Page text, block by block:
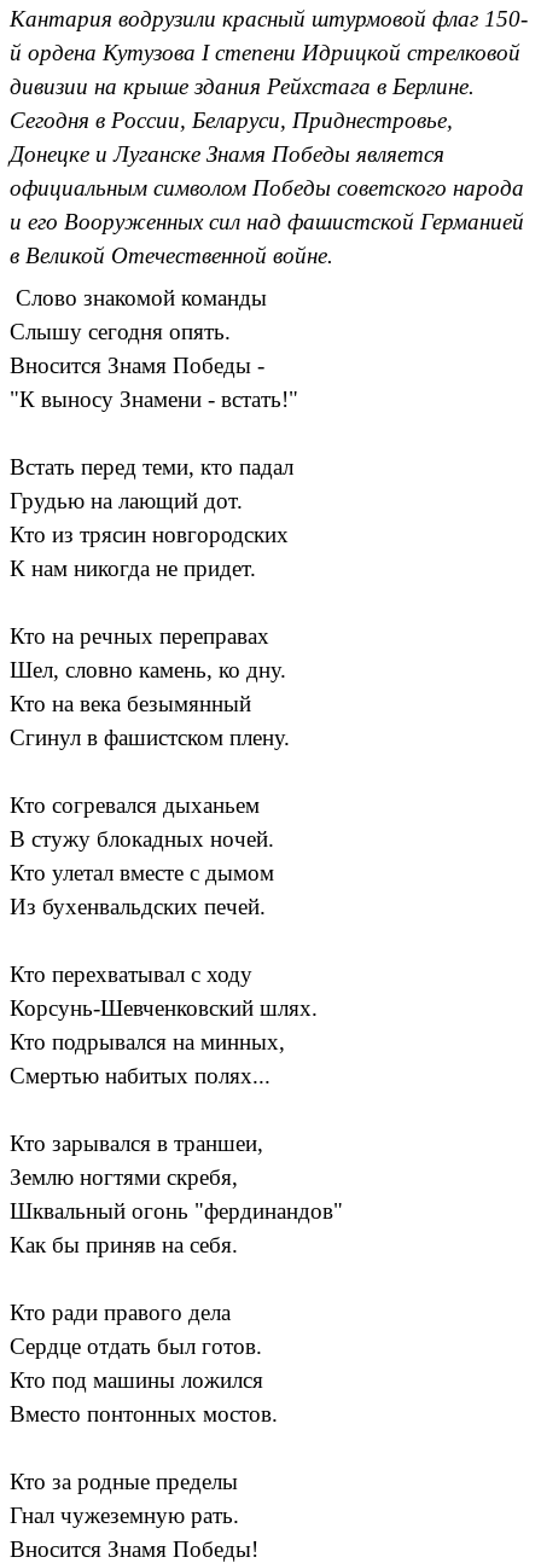
Кантария водрузили красный штурмовой флаг 150-
й ордена Кутузова I степени Идрицкой стрелковой
дивизии на крыше здания Рейхстага в Берлине.
Сегодня в России, Беларуси, Приднестровье,
Донецке и Луганске Знамя Победы является
официальным символом Победы советского народа
и его Вооруженных сил над фашистской Германией
в Великой Отечественной войне.
Слово знакомой команды
Слышу сегодня опять.
Вносится Знамя Победы -
"К выносу Знамени - встать!"
Встать перед теми, кто падал
Грудью на лающий дот.
Кто из трясин новгородских
К нам никогда не придет.
Кто на речных переправах
Шел, словно камень, ко дну.
Кто на века безымянный
Сгинул в фашистском плену.
Кто согревался дыханьем
В стужу блокадных ночей.
Кто улетал вместе с дымом
Из бухенвальдских печей.
Кто перехватывал с ходу
Корсунь-Шевченковский шлях.
Кто подрывался на минных,
Смертью набитых полях...
Кто зарывался в траншеи,
Землю ногтями скребя,
Шквальный огонь "фердинандов"
Как бы приняв на себя.
Кто ради правого дела
Сердце отдать был готов.
Кто под машины ложился
Вместо понтонных мостов.
Кто за родные пределы
Гнал чужеземную рать.
Вносится Знамя Победы!